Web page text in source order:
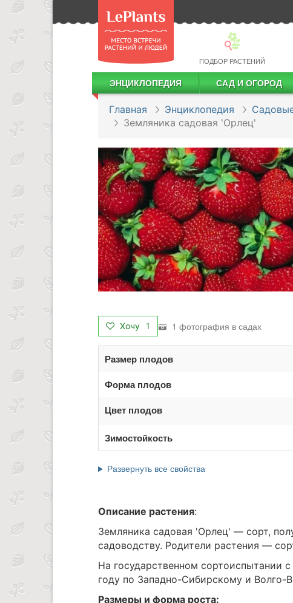
ПОДБОР РАСТЕНИЙ
ЭНЦИКЛОПЕДИЯ САД И ОГОРОД
Главная Энциклопедия
Земляника садовая 'Орлец'
Хочу 1 1 фотография в садах
Размер плодов
Форма плодов
Цвет плодов
Зимостойкость
Развернуть все свойства
Описание растения:
Земляника садовая 'Орлец' — сорт,
садоводству. Родители растения —
На государственном сортоиспытании
году по Западно-Сибирскому и Волго-
Размеры и форма роста: